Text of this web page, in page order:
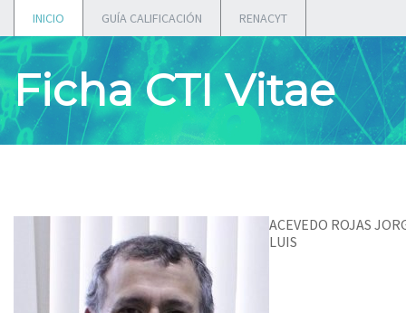
INICIO GUÍA CALIFICACIÓN RENACYT
Ficha CTI Vitae
ACEVEDO ROJAS
LUIS